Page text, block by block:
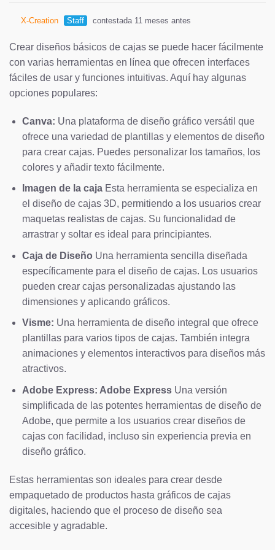
X-Creation Staff contestada 11 meses antes
Crear diseños básicos de cajas se puede hacer fácilmente
con varias herramientas en línea que ofrecen interfaces
fáciles de usar y funciones intuitivas. Aquí hay algunas
opciones populares:
Canva: Una plataforma de diseño gráfico versátil que
ofrece una variedad de plantillas y elementos de diseño
para crear cajas. Puedes personalizar los tamaños, los
colores y añadir texto fácilmente.
Imagen de la cajaEsta herramienta se especializa en
el diseño de cajas 3D, permitiendo a los usuarios crear
maquetas realistas de cajas. Su funcionalidad de
arrastrar y soltar es ideal para principiantes.
Caja de Diseño Una herramienta sencilla diseñada
específicamente para el diseño de cajas. Los usuarios
pueden crear cajas personalizadas ajustando las
dimensiones y aplicando gráficos.
Visme: Una herramienta de diseño integral que ofrece
plantillas para varios tipos de cajas. También integra
animaciones y elementos interactivos para diseños más
atractivos.
Adobe Express: Adobe ExpressUna versión
simplificada de las potentes herramientas de diseño de
Adobe, que permite a los usuarios crear diseños de
cajas con facilidad, incluso sin experiencia previa en
diseño gráfico.
Estas herramientas son ideales para crear desde
empaquetado de productos hasta gráficos de cajas
digitales, haciendo que el proceso de diseño sea
accesible y agradable.